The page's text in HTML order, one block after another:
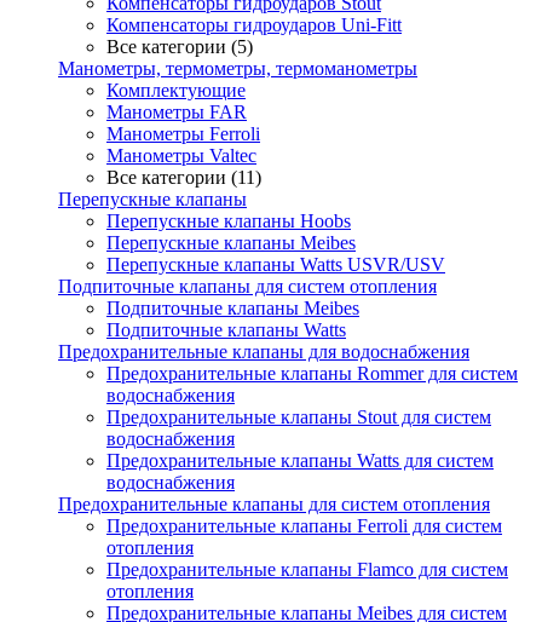
Компенсаторы гидроударов Uni-Fitt
Все категории (5)
Манометры, термометры, термоманометры
Комплектующие
Манометры FAR
Манометры Ferroli
Манометры Valtec
Все категории (11)
Перепускные клапаны
Перепускные клапаны Hoobs
Перепускные клапаны Meibes
Перепускные клапаны Watts USVR/USV
Подпиточные клапаны для систем отопления
Подпиточные клапаны Meibes
Подпиточные клапаны Watts
Предохранительные клапаны для водоснабжения
Предохранительные клапаны Rommer для систем
водоснабжения
Предохранительные клапаны Stout для систем
водоснабжения
Предохранительные клапаны Watts для систем
водоснабжения
Предохранительные клапаны для систем отопления
Предохранительные клапаны Ferroli для систем
отопления
Предохранительные клапаны Flamco для систем
отопления
Предохранительные клапаны Meibes для систем